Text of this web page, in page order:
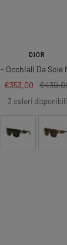
DIOR
- Occhiali Da Sole
Prezzo
di
€353,00
Prezzo
regolare
3 colori disponibili